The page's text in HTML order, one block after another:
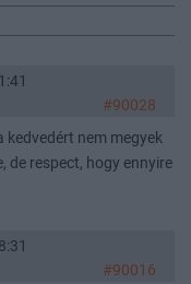
#90028
kedvedért nem megyek
de respect, hogy ennyire
#90016